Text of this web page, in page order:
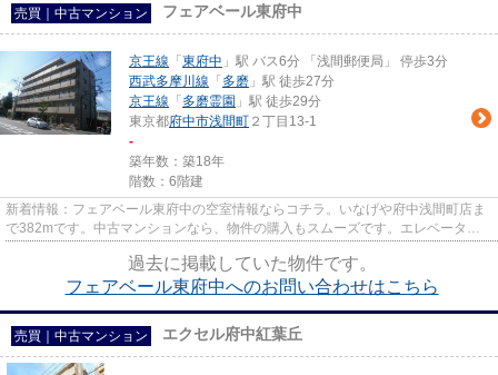
売買｜中古マンション フェアベール東府中
京王線 「 東府中 」駅 バス6分 「浅間郵便局」 停歩3分
西武多摩川線 「 多磨 」駅 徒歩27分
京王線 「 多磨霊園 」駅 徒歩29分
東京都府中市浅間町 ２丁目13-1
-
築年数：築18年
階数：6階建
新着情報：フェアベール東府中の空室情報ならコチラ。いなげや府中浅間町店ま
で382mです。中古マンションなら、物件の購入もスムーズです。エレベーター
過去に掲載していた物件です。
フェアベール東府中へのお問い合わせはこちら
売買｜中古マンション エクセル府中紅葉丘